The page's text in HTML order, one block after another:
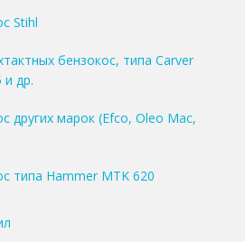
Stihl
бензокос, типа Carver
и др.
других марок (Efco, Oleo Mac,
типа Hammer MTK 620